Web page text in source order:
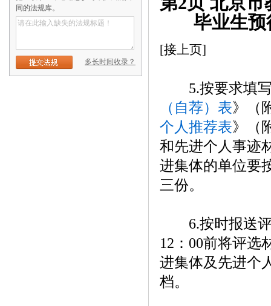
同的法规库。
多长时间收录？
毕业生
[接上页]
5.按要求填
（自荐）表》（
个人推荐表》（
和先进个人事迹
进集体的单位要
三份。
6.按时报送评
12：00前将评选
进集体及先进个
档。